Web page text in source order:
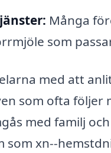
Många
som
med att
som ofta
med familj
som xn--